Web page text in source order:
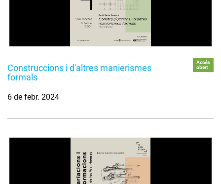
Construccions i d'altres manierismes
formals
Accés
obert
6 de febr. 2024